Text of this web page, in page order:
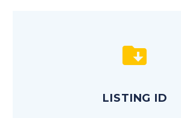


LISTING ID